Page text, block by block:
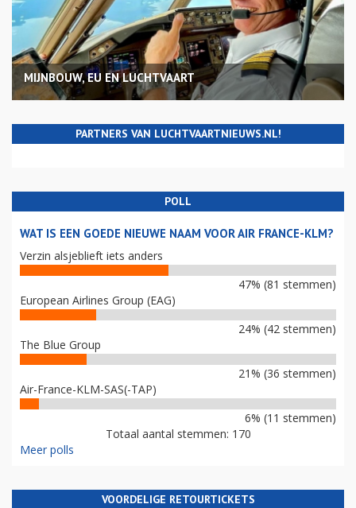
MIJNBOUW, EU EN LUCHTVAART
PARTNERS VAN LUCHTVAARTNIEUWS.NL!
POLL
WAT IS EEN GOEDE NIEUWE NAAM VOOR AIR FRANCE-KLM?
Verzin alsjeblieft iets anders
47% (81 stemmen)
European Airlines Group (EAG)
24% (42 stemmen)
The Blue Group
21% (36 stemmen)
Air-France-KLM-SAS(-TAP)
6% (11 stemmen)
Totaal aantal stemmen: 170
Meer polls
VOORDELIGE RETOURTICKETS